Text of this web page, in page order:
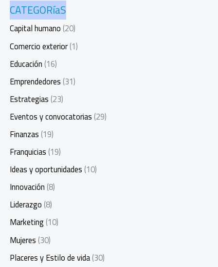
CATEGORíaS
Capital humano(20)
Comercio exterior(1)
Educación(16)
Emprendedores(31)
Estrategias(23)
Eventos y convocatorias(29)
Finanzas(19)
Franquicias(19)
Ideas y oportunidades(10)
Innovación(8)
Liderazgo(8)
Marketing(10)
Mujeres(30)
Placeres y Estilo de vida(30)